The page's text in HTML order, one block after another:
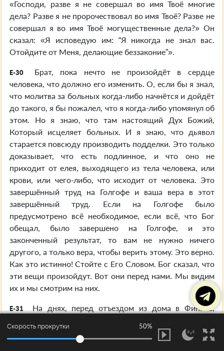
«Господи, разве я не совершал во имя Твоё многие
дела? Разве я не пророчествовал во имя Твоё? Разве не
совершал я во имя Твоё могущественные дела?» Он
сказал: «Я исповедую им: “Я никогда не знал вас.
Отойдите от Меня, делающие беззаконие”».
E-30
Брат, пока нечто не произойдёт в сердце
человека, что должно его изменить. О, если бы я знал,
что молитва за больных когда-либо начнётся и дойдёт
до такого, я бы пожалел, что я когда-либо упомянул об
этом. Но я знаю, что там настоящий Дух Божий,
Который исцеляет больных. И я знаю, что дьявол
старается повсюду производить подделки. Это только
доказывает, что есть подлинное, и что оно не
приходит от елея, выходящего из тела человека, или
крови, или чего-либо, что исходит от человека. Это
завершённый труд на Голгофе и ваша вера в этот
завершённый труд. Если на Голгофе было
предусмотрено всё необходимое, если всё, что Бог
обещал, было завершено на Голгофе, и это
законченный результат, то вам не нужно ничего
другого, а только вера, чтобы верить этому. Это верно.
Как это истинно! Стойте с Его Словом. Бог сказал, что
эти вещи произойдут. Вот они перед нами. Мы видим
их и мы смотрим на них.
E-31
На днях, перед отъездом из дома в Финикс,
тридцать звонков из Атланты, Джорджии,
Бирмингема, Алабамы и многих других мест –
Скорость прокрутки 50%